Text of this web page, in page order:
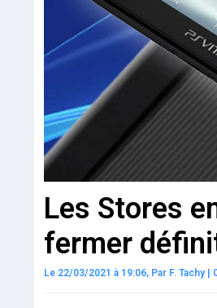
Les Stores
fermer
Le 22/03/2021 à 19:06, Par F. Tachy